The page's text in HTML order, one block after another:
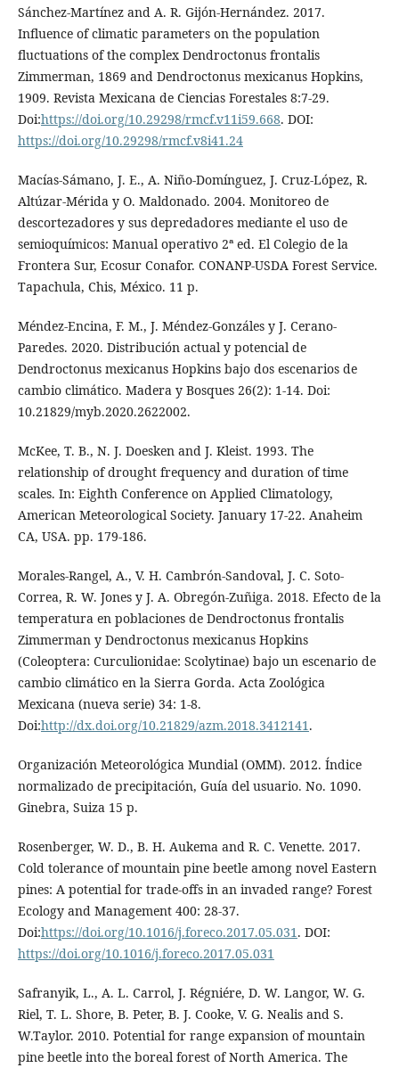
Sánchez-Martínez and A. R. Gijón-Hernández. 2017.
Influence of climatic parameters on the population
fluctuations of the complex Dendroctonus frontalis
Zimmerman, 1869 and Dendroctonus mexicanus Hopkins,
1909. Revista Mexicana de Ciencias Forestales 8:7-29.
Doi:https://doi.org/10.29298/rmcf.v11i59.668. DOI:
https://doi.org/10.29298/rmcf.v8i41.24
Macías-Sámano, J. E., A. Niño-Domínguez, J. Cruz-López, R.
Altúzar-Mérida y O. Maldonado. 2004. Monitoreo de
descortezadores y sus depredadores mediante el uso de
semioquímicos: Manual operativo 2ª ed. El Colegio de la
Frontera Sur, Ecosur Conafor. CONANP-USDA Forest Service.
Tapachula, Chis, México. 11 p.
Méndez-Encina, F. M., J. Méndez-Gonzáles y J. Cerano-
Paredes. 2020. Distribución actual y potencial de
Dendroctonus mexicanus Hopkins bajo dos escenarios de
cambio climático. Madera y Bosques 26(2): 1-14. Doi:
10.21829/myb.2020.2622002.
McKee, T. B., N. J. Doesken and J. Kleist. 1993. The
relationship of drought frequency and duration of time
scales. In: Eighth Conference on Applied Climatology,
American Meteorological Society. January 17-22. Anaheim
CA, USA. pp. 179-186.
Morales-Rangel, A., V. H. Cambrón-Sandoval, J. C. Soto-
Correa, R. W. Jones y J. A. Obregón-Zuñiga. 2018. Efecto de la
temperatura en poblaciones de Dendroctonus frontalis
Zimmerman y Dendroctonus mexicanus Hopkins
(Coleoptera: Curculionidae: Scolytinae) bajo un escenario de
cambio climático en la Sierra Gorda. Acta Zoológica
Mexicana (nueva serie) 34: 1-8.
Doi:http://dx.doi.org/10.21829/azm.2018.3412141 .
Organización Meteorológica Mundial (OMM). 2012. Índice
normalizado de precipitación, Guía del usuario. No. 1090.
Ginebra, Suiza 15 p.
Rosenberger, W. D., B. H. Aukema and R. C. Venette. 2017.
Cold tolerance of mountain pine beetle among novel Eastern
pines: A potential for trade-offs in an invaded range? Forest
Ecology and Management 400: 28-37.
Doi:https://doi.org/10.1016/j.foreco.2017.05.031 . DOI:
https://doi.org/10.1016/j.foreco.2017.05.031
Safranyik, L., A. L. Carrol, J. Régniére, D. W. Langor, W. G.
Riel, T. L. Shore, B. Peter, B. J. Cooke, V. G. Nealis and S.
W.Taylor. 2010. Potential for range expansion of mountain
pine beetle into the boreal forest of North America. The